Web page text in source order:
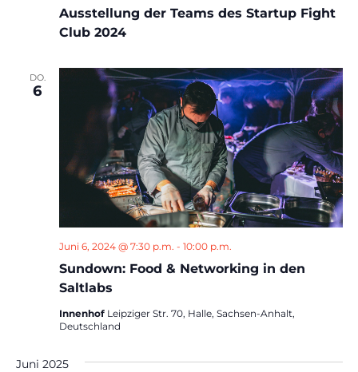
Ausstellung der Teams des Startup Fight
Club 2024
DO.
6
Sundown: Food & Networking in den
Saltlabs
Juni 6, 2024 @ 7:30 p.m. - 10:00 p.m.
Innenhof Leipziger Str. 70, Halle, Sachsen-Anhalt,
Deutschland
Juni 2025